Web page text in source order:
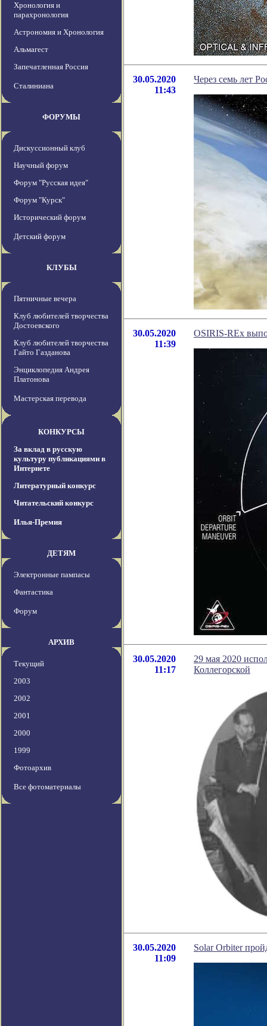
Хронология и
парахронология
Астрономия и Хронология
Альмагест
Запечатленная Россия
Сталиниана
ФОРУМЫ
Дискуссионный клуб
Научный форум
Форум "Русская идея"
Форум "Курск"
Исторический форум
Детский форум
КЛУБЫ
Пятничные вечера
Клуб любителей творчества
Достоевского
Клуб любителей творчества
Гайто Газданова
Энциклопедия Андрея
Платонова
Мастерская перевода
КОНКУРСЫ
За вклад в русскую
культуру публикациями в
Интернете
Литературный конкурс
Читательский конкурс
Илья-Премия
ДЕТЯМ
Электронные пампасы
Фантастика
Форум
АРХИВ
Текущий
2003
2002
2001
2000
1999
Фотоархив
Все фотоматериалы
30.05.2020
11:43
Через семь лет
30.05.2020
11:39
OSIRIS-REx
30.05.2020
11:17
29 мая 2020
Коллегорской
30.05.2020
11:09
Solar Orbiter